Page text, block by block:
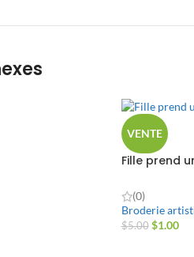
VENTE
Fille prend
(0)
Broderie
$5.00 $1.00